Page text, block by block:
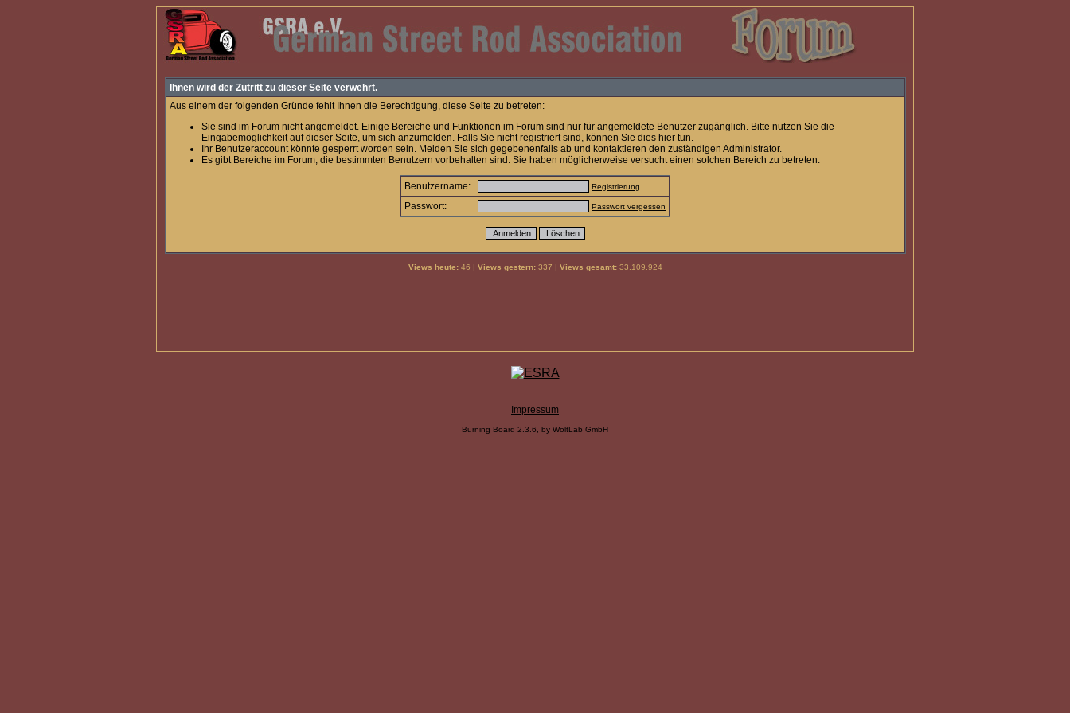
Ihnen wird der Zutritt zu dieser Seite verwehrt.
Aus einem der folgenden Gründe fehlt Ihnen die Berechtigung, diese Seite zu betreten:
Sie sind im Forum nicht angemeldet. Einige Bereiche und Funktionen im Forum sind nur für angemeldete Benutzer zugänglich. Bitte nutzen Sie die
Eingabemöglichkeit auf dieser Seite, um sich anzumelden. Falls Sie nicht registriert sind, können Sie dies hier tun.
Ihr Benutzeraccount könnte gesperrt worden sein. Melden Sie sich gegebenenfalls ab und kontaktieren den zuständigen Administrator.
Es gibt Bereiche im Forum, die bestimmten Benutzern vorbehalten sind. Sie haben möglicherweise versucht einen solchen Bereich zu betreten.
Benutzername: Registrierung
Passwort: Passwort vergessen
Views heute:46 | Views gestern:337 | Views gesamt:33.109.924
Impressum
Burning Board 2.3.6, by WoltLab GmbH